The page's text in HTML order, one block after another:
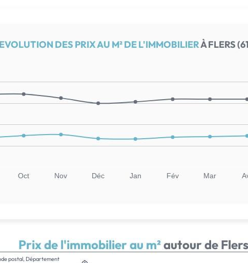
EVOLUTION DES PRIX AU M² DE L'IMMOBILIERÀ FLERS
Oct Nov Déc Jan Fév Mar
Prix de l'immobilier au m²autour de Flers
postal, Département